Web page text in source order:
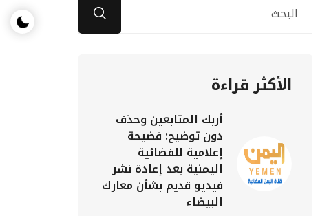
الأكثر قراءة
أربك المتابعين وحذف
دون توضيح: فضيحة
إعلامية للفضائية
اليمنية بعد إعادة نشر
فيديو قديم بشأن معارك
البيضاء